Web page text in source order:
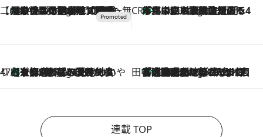
【CREA×星野リゾート】唯一無二。癒しと発見が待つ場所へ
2 Hours Ago
【トンボの足水浴】ヒノキの香りに包まれて涼感マックス！約13℃の湧水かけ流しを避暑地「星野温泉 トンボの湯」で体験 CREA'S CHOICE
4 Hours Ago
「立川にも歌舞伎があるんだよ」 片岡仁左衛門・市川中車ら豪華座組みで4年目の立川立飛歌舞伎へ
47都道府県の手みやげ ひんやりスイーツで夏を満喫
4 Hours Ago
【京都府】この夏絶対食べたい 冷やしておいしいおやつ3選 ひと口目から心を掴む新緑のテリーヌ 田中稲の勝手に再ブーム
9 Hours Ago
「湘南乃風に憧れて」観客大盛上がりの“タオル回し”に、ラッパー顔負けの高速歌唱まで…さだまさし（74）のアグレッシブすぎる現在地
連載 TOP